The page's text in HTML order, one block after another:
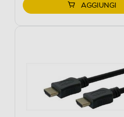
AGGIUNGI